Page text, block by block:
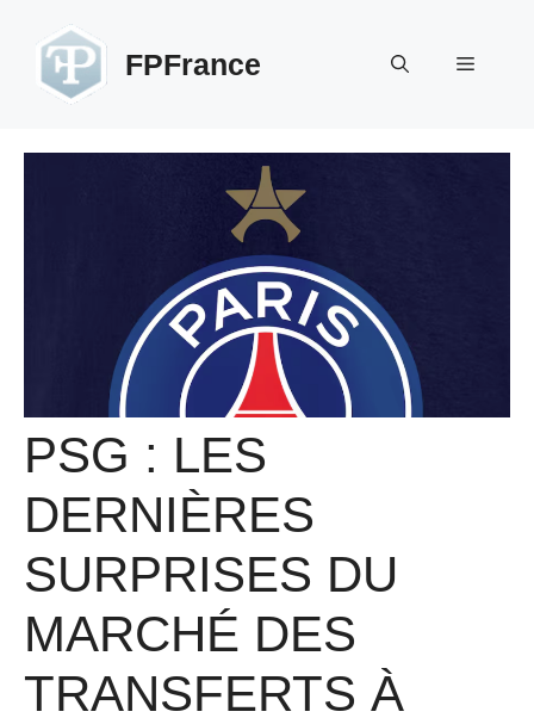
contenu
FPFrance Menu
PSG : LES
DERNIÈRES
SURPRISES DU
MARCHÉ DES
TRANSFERTS À